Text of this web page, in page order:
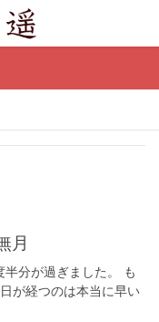
月
分が過ぎました。 も
が経つのは本当に早い